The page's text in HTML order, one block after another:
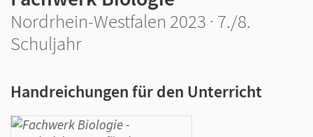
Nordrhein-Westfalen 2023 · 7./8.
Schuljahr
Handreichungen für den Unterricht